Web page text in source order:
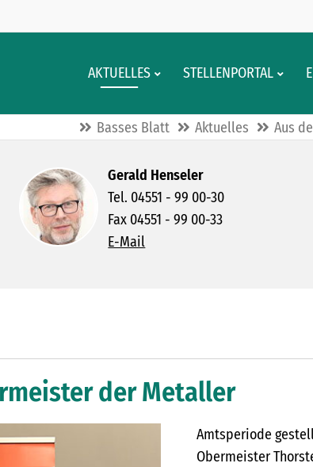
AKTUELLES STELLENPORTAL
Basses Blatt Aktuelles Aus
Gerald Henseler
Tel. 04551 - 99 00-30
Fax 04551 - 99 00-33
E-Mail
der Metaller
Amtsperiode
Obermeister